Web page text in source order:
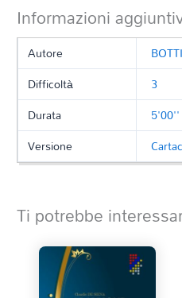
Informazioni
Autore
Difficoltà
3
Durata
5'00''
Versione
Ti potrebbe